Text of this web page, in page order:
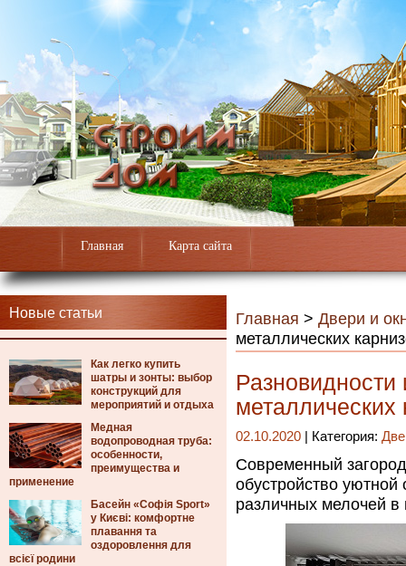
Главная Карта сайта
Новые статьи
Как легко купить
шатры и зонты: выбор
конструкций для
мероприятий и отдыха
Медная
водопроводная труба:
особенности,
преимущества и
применение
Басейн «Софія Sport»
у Києві: комфортне
плавання та
оздоровлення для
всієї родини
Главная > Двери и
металлических
металлических
02.10.2020 | Категория:
Современный
обустройство уютной
различных мелочей в